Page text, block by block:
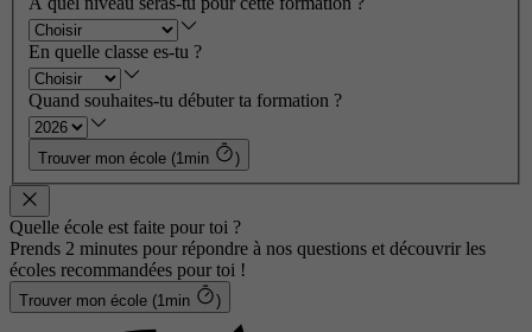
En quelle classe es-tu ?
Quand souhaites-tu débuter ta formation ?
Trouver mon école (1min )
Quelle école est faite pour toi ?
Prends 2 minutes pour répondre à nos questions et découvrir les
écoles recommandées pour toi !
Trouver mon école (1min )